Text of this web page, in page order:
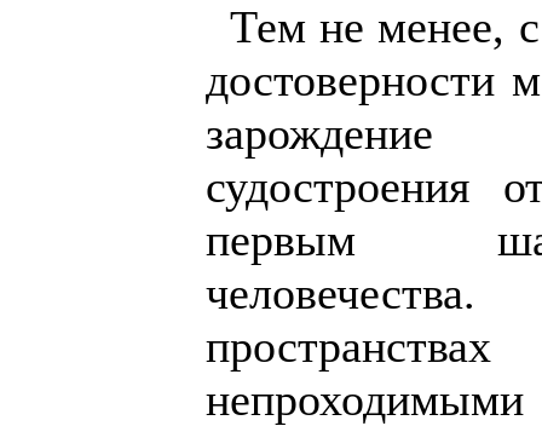
Тем не менее,
достоверности
зарождение
судостроения
первым